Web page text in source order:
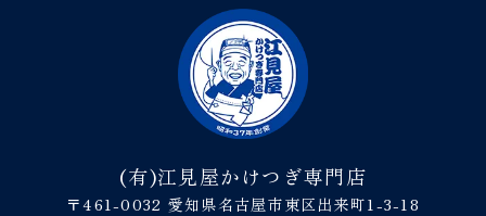
(有)江見屋かけつぎ専門店
〒461-0032 愛知県名古屋市東区出来町1-3-18